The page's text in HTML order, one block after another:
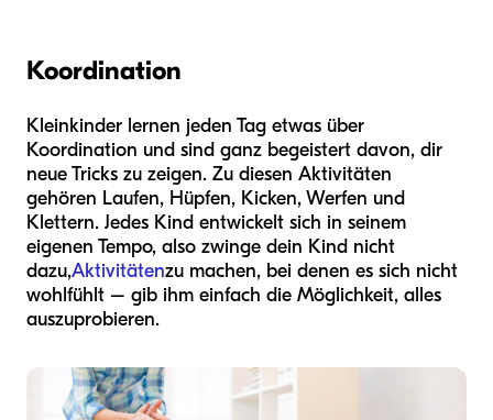
Koordination
Kleinkinder lernen jeden Tag etwas über
Koordination und sind ganz begeistert davon, dir
neue Tricks zu zeigen. Zu diesen Aktivitäten
gehören Laufen, Hüpfen, Kicken, Werfen und
Klettern. Jedes Kind entwickelt sich in seinem
eigenen Tempo, also zwinge dein Kind nicht
dazu,Aktivitätenzu machen, bei denen es sich nicht
wohlfühlt – gib ihm einfach die Möglichkeit, alles
auszuprobieren.